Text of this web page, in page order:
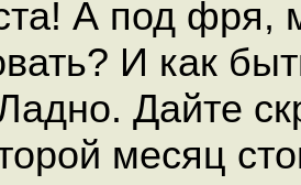
А под фря,
И как
Дайте
месяц